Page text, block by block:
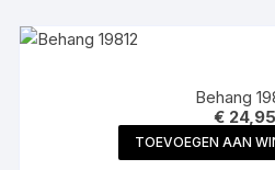
Behang
€ 24,95
TOEVOEGEN AAN